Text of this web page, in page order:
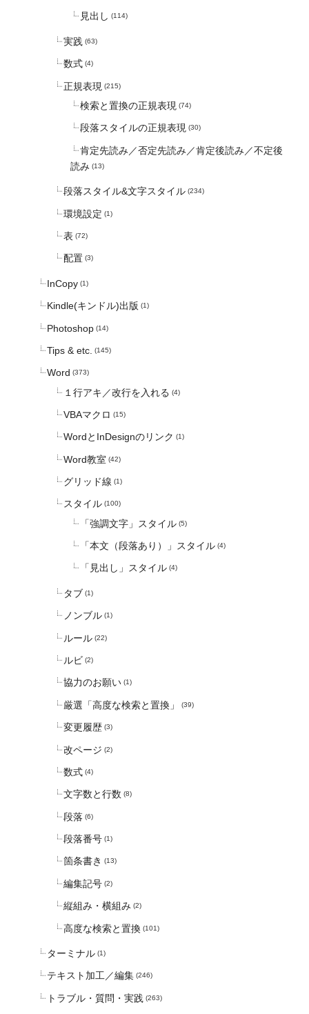
見出し (114)
実践 (63)
数式 (4)
正規表現 (215)
検索と置換の正規表現 (74)
段落スタイルの正規表現 (30)
肯定先読み／否定先読み／肯定後読み／不定後
読み (13)
段落スタイル&文字スタイル (234)
環境設定 (1)
表 (72)
配置 (3)
InCopy (1)
Kindle(キンドル)出版 (1)
Photoshop (14)
Tips & etc. (145)
Word (373)
１行アキ／改行を入れる (4)
VBAマクロ (15)
WordとInDesignのリンク (1)
Word教室 (42)
グリッド線 (1)
スタイル (100)
「強調文字」スタイル (5)
「本文（段落あり）」スタイル (4)
「見出し」スタイル (4)
タブ (1)
ノンブル (1)
ルール (22)
ルビ (2)
協力のお願い (1)
厳選「高度な検索と置換」 (39)
変更履歴 (3)
改ページ (2)
数式 (4)
文字数と行数 (8)
段落 (6)
段落番号 (1)
箇条書き (13)
編集記号 (2)
縦組み・横組み (2)
高度な検索と置換 (101)
ターミナル (1)
テキスト加工／編集 (246)
トラブル・質問・実践 (263)